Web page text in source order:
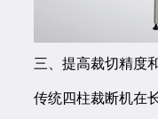
三、提高裁切精度
传统四柱裁断机在